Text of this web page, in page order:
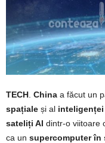
TECH China a făcut un
spațiale și al
sateliți AI dintr-o viitoare
ca un supercomputer în